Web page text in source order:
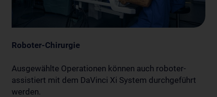
Roboter-Chirurgie
Ausgewählte Operationen können auch roboter-
assistiert mit dem DaVinci Xi System durchgeführt
werden.